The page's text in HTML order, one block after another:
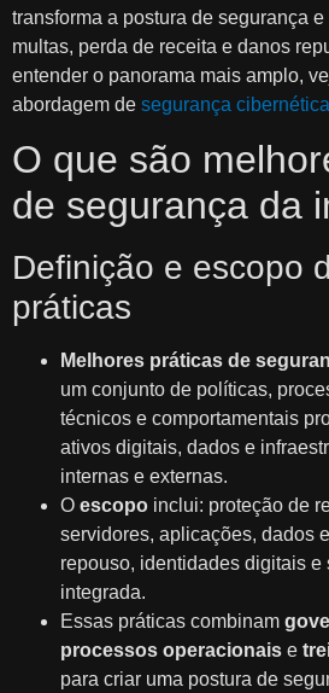
transforma a postura de segurança
multas, perda de receita e danos
entender o panorama mais amplo,
abordagem de segurança cibernética
O que são
de segurança da
Definição e escopo
práticas
Melhores práticas de
um conjunto de políticas,
técnicos e comportamentais
ativos digitais, dados e
internas e externas.
O escopo inclui: proteção de
servidores, aplicações, dados
repouso, identidades digitais e
integrada.
Essas práticas combinam
processos operacionais e
para criar uma postura de